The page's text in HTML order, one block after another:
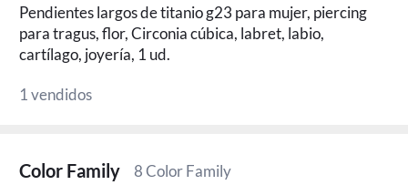
Pendientes largos de titanio g23 para mujer, piercing
para tragus, flor, Circonia cúbica, labret, labio,
cartílago, joyería, 1 ud.
1 vendidos
Color Family 8 Color Family